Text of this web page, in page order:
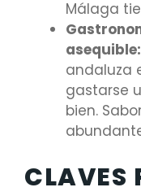
Málaga
asequible:
andaluza
gastarse
bien.
CLAVES